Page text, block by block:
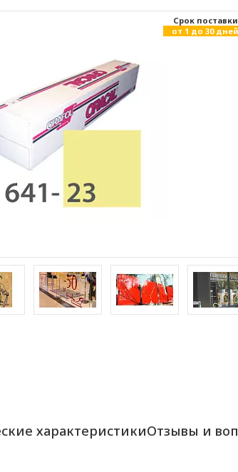
Cрок поставки
от 1 до 30 дней
характеристикиОтзывы и